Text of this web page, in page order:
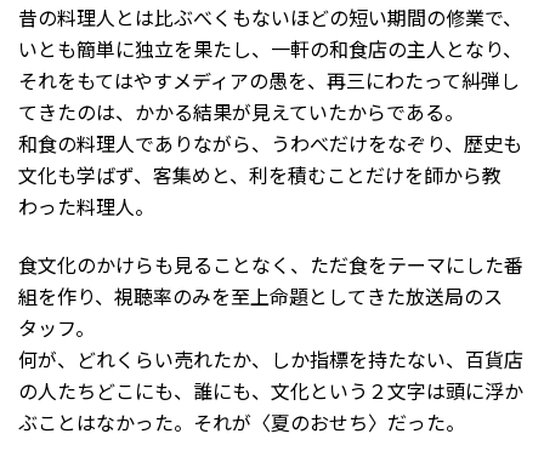
昔の料理人とは比ぶべくもないほどの短い期間の修業で、
いとも簡単に独立を果たし、一軒の和食店の主人となり、
それをもてはやすメディアの愚を、再三にわたって糾弾し
てきたのは、かかる結果が見えていたからである。
和食の料理人でありながら、うわべだけをなぞり、歴史も
文化も学ばず、客集めと、利を積むことだけを師から教
わった料理人。
食文化のかけらも見ることなく、ただ食をテーマにした番
組を作り、視聴率のみを至上命題としてきた放送局のス
タッフ。
何が、どれくらい売れたか、しか指標を持たない、百貨店
の人たちどこにも、誰にも、文化という２文字は頭に浮か
ぶことはなかった。それが〈夏のおせち〉だった。